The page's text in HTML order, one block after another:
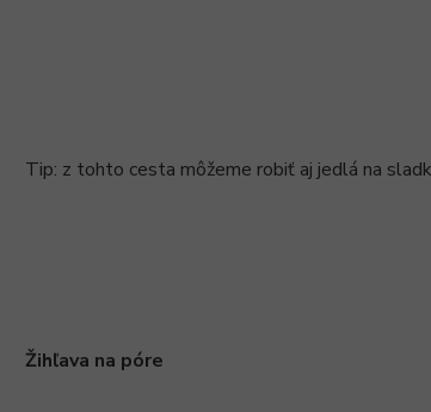
Tip: z tohto cesta môžeme robiť aj jedlá na
Žihľava na póre